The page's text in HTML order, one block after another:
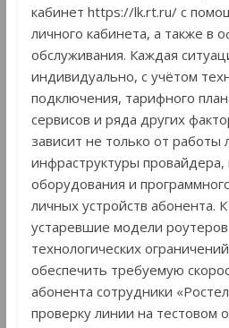
кабинет https://lk.rt.ru/ с
личного кабинета, а также в
обслуживания. Каждая
индивидуально, с учётом
подключения, тарифного
сервисов и ряда других
зависит не только от работы
инфраструктуры провайдера,
оборудования и
личных устройств абонента.
устаревшие модели
технологических
обеспечить требуемую
абонента сотрудники
проверку линии на тестовом